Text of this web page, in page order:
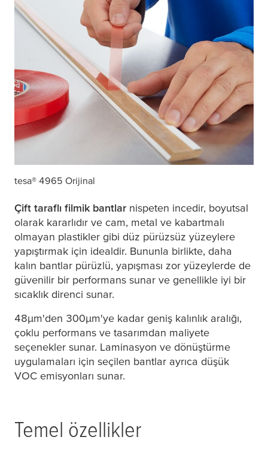
tesa® 4965 Orijinal
Çift taraflı filmik bantlar nispeten incedir, boyutsal
olarak kararlıdır ve cam, metal ve kabartmalı
olmayan plastikler gibi düz pürüzsüz yüzeylere
yapıştırmak için idealdir. Bununla birlikte, daha
kalın bantlar pürüzlü, yapışması zor yüzeylerde de
güvenilir bir performans sunar ve genellikle iyi bir
sıcaklık direnci sunar.
48µm'den 300µm'ye kadar geniş kalınlık aralığı,
çoklu performans ve tasarımdan maliyete
seçenekler sunar. Laminasyon ve dönüştürme
uygulamaları için seçilen bantlar ayrıca düşük
VOC emisyonları sunar.
Temel özellikler